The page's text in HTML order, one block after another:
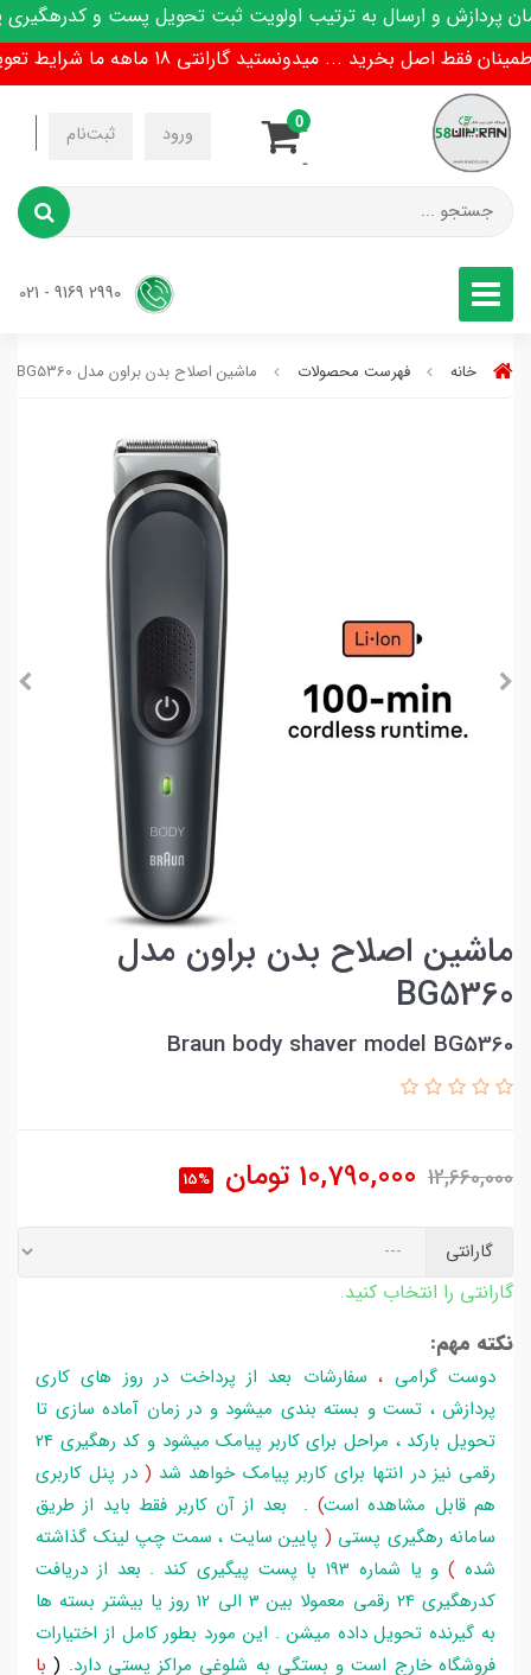
و ارسال به ترتیب اولویت ثبت تحویل پست و کدرهگیری
اصل بخرید ... میدونستید گارانتی 18 ماهه ما شرایط تعویض هم داره !
ورود ثبت‌نام
-
-
0
خانه فهرست محصولات ماشین اصلاح بدن براون مدل BG5360
ماشین اصلاح بدن براون مدل
BG5360
Braun body shaver model BG5360
12,660,000
10,790,000 تومان 15%
گارانتی
گارانتی را انتخاب کنید.
نکته مهم:
دوست گرامی ،سفارشات بعد از پرداخت در روز های کاری
پردازش ، تست و بسته بندی میشود و در زمان آماده سازی تا
تحویل بارکد ، مراحل برای کاربر پیامک میشود و کد رهگیری 24
رقمی نیز در انتها برای کاربر پیامک خواهد شد ( در پنل کاربری
هم قابل مشاهده است) . بعد از آن کاربر فقط باید از طریق
سامانه رهگیری پستی ( پایین سایت ، سمت چپ لینک گذاشته
شده )
و یا شماره 193 با پست پیگیری کند . بعد از دریافت
کدرهگیری 24 رقمی معمولا بین 3 الی 12 روز یا بیشتر بسته ها
به گیرنده تحویل داده میشن . این مورد بطور کامل از اختیارات
فروشگاه خارج است و بستگی به شلوغی مراکز پستی دارد.
(با